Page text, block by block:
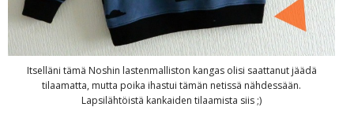
Itselläni tämä Noshin lastenmalliston kangas olisi saattanut jäädä
tilaamatta, mutta poika ihastui tämän netissä nähdessään.
Lapsilähtöistä kankaiden tilaamista siis ;)